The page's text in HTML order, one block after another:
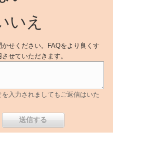
いえ
かせください。FAQをより良くす
せていただきます。
を入力されましてもご返信はいた